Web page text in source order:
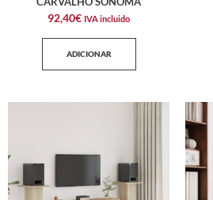
92,40€ IVA incluido
ADICIONAR